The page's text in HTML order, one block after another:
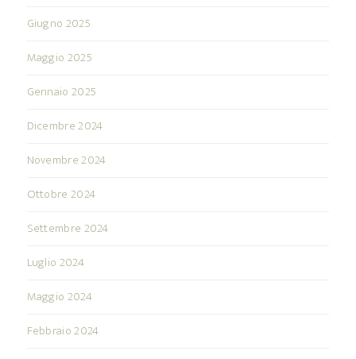
Giugno 2025
Maggio 2025
Gennaio 2025
Dicembre 2024
Novembre 2024
Ottobre 2024
Settembre 2024
Luglio 2024
Maggio 2024
Febbraio 2024